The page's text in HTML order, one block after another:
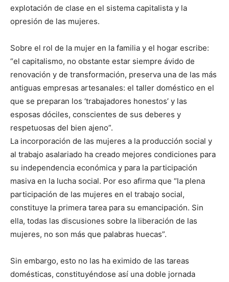
explotación de clase en el sistema capitalista y la
opresión de las mujeres.
Sobre el rol de la mujer en la familia y el hogar escribe:
“el capitalismo, no obstante estar siempre ávido de
renovación y de transformación, preserva una de las más
antiguas empresas artesanales: el taller doméstico en el
que se preparan los ‘trabajadores honestos’ y las
esposas dóciles, conscientes de sus deberes y
respetuosas del bien ajeno”.
La incorporación de las mujeres a la producción social y
al trabajo asalariado ha creado mejores condiciones para
su independencia económica y para la participación
masiva en la lucha social. Por eso afirma que “la plena
participación de las mujeres en el trabajo social,
constituye la primera tarea para su emancipación. Sin
ella, todas las discusiones sobre la liberación de las
mujeres, no son más que palabras huecas”.
Sin embargo, esto no las ha eximido de las tareas
domésticas, constituyéndose así una doble jornada